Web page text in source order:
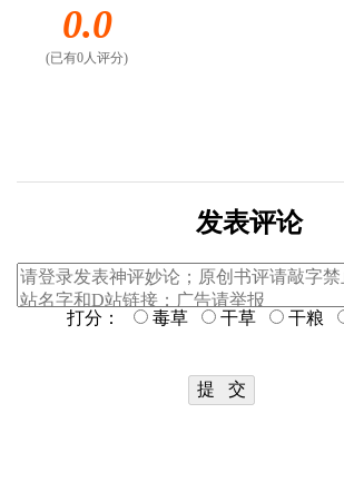
0.0
(已有0人评分)
发表评论
打分： 毒草 干草 干粮